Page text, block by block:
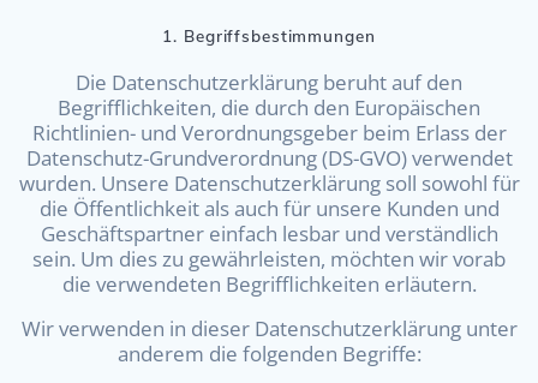
1. Begriffsbestimmungen
Die Datenschutzerklärung beruht auf den
Begrifflichkeiten, die durch den Europäischen
Richtlinien- und Verordnungsgeber beim Erlass der
Datenschutz-Grundverordnung (DS-GVO) verwendet
wurden. Unsere Datenschutzerklärung soll sowohl für
die Öffentlichkeit als auch für unsere Kunden und
Geschäftspartner einfach lesbar und verständlich
sein. Um dies zu gewährleisten, möchten wir vorab
die verwendeten Begrifflichkeiten erläutern.
Wir verwenden in dieser Datenschutzerklärung unter
anderem die folgenden Begriffe: